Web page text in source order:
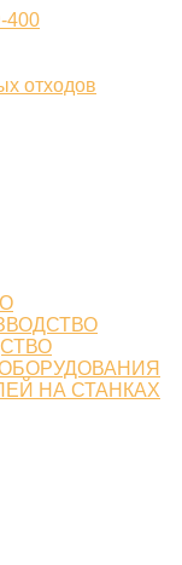
400
отходов
НА СТАНКАХ